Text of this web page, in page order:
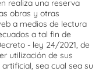
realiza una reserva
obras y otras
a medios de lectura
a tal fin de
- ley 24/2021, de
utilización de sus
sea cual sea su